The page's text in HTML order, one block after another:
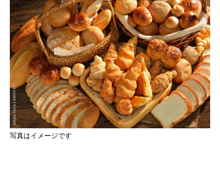
写真はイメージです